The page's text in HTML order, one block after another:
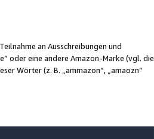
an Ausschreibungen und
oder eine andere Amazon-Marke (vgl. die
Wörter (z. B. „ammazon“, „amaozn“